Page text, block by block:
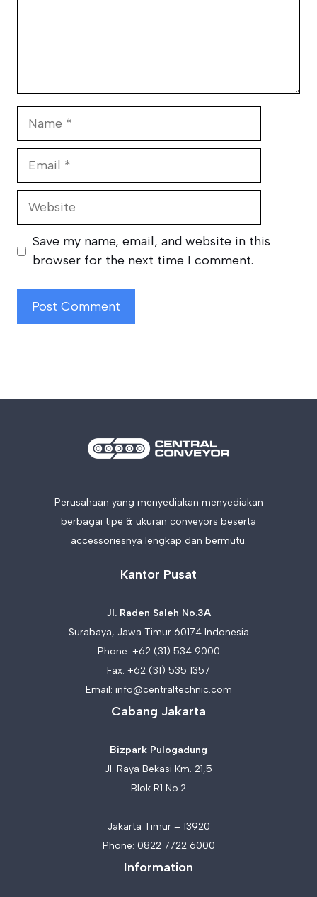
Website
Save my name, email, and website in this
browser for the next time I comment.
Perusahaan yang menyediakan menyediakan
berbagai tipe & ukuran conveyors beserta
accessoriesnya lengkap dan bermutu.
Kantor Pusat
Jl. Raden Saleh No.3A
Surabaya, Jawa Timur 60174 Indonesia
Phone: +62 (31) 534 9000
Fax: +62 (31) 535 1357
Email: info@centraltechnic.com
Cabang Jakarta
Bizpark Pulogadung
Jl. Raya Bekasi Km. 21,5
Blok R1 No.2
Jakarta Timur – 13920
Phone: 0822 7722 6000
Information